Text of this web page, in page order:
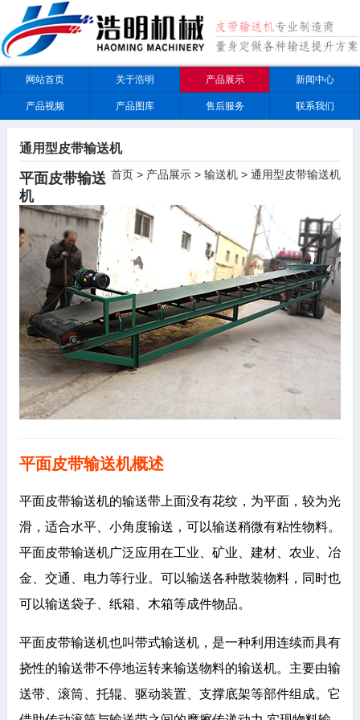
网站首页 关于浩明 产品展示 新闻中心
产品视频 产品图库 售后服务 联系我们
通用型皮带输送机
首页 > 产品展示 >输送机 >通用型皮带输送机
平面皮带输送
机
平面皮带输送机概述
平面皮带输送机的输送带上面没有花纹，为平面，较为光
滑，适合水平、小角度输送，可以输送稍微有粘性物料。
平面皮带输送机广泛应用在工业、矿业、建材、农业、冶
金、交通、电力等行业。可以输送各种散装物料，同时也
可以输送袋子、纸箱、木箱等成件物品。
平面皮带输送机也叫带式输送机，是一种利用连续而具有
挠性的输送带不停地运转来输送物料的输送机。主要由输
送带、滚筒、托辊、驱动装置、支撑底架等部件组成。它